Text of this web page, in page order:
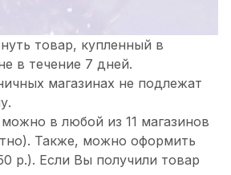
товар, купленный в
в течение 7 дней.
магазинах не подлежат
в любой из 11 магазинов
Также, можно оформить
р.). Если Вы получили товар